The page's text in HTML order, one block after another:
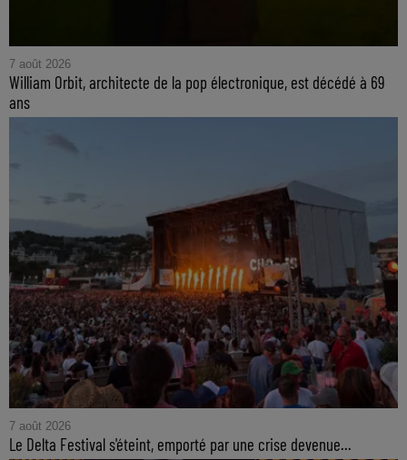
7 août 2026
William Orbit, architecte de la pop électronique, est décédé à 69
ans
7 août 2026
Le Delta Festival s'éteint, emporté par une crise devenue...